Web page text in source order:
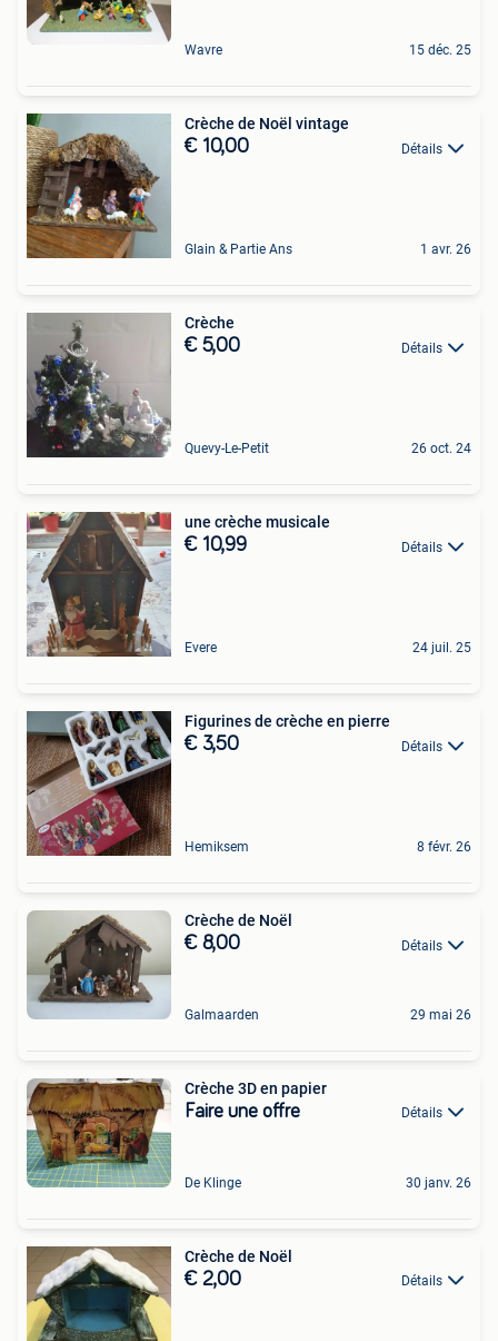
Wavre 15 déc. 25
Crèche de Noël vintage
€ 10,00 Détails
Glain & Partie Ans 1 avr. 26
Crèche
€ 5,00 Détails
Quevy-Le-Petit 26 oct. 24
une crèche musicale
€ 10,99 Détails
Evere 24 juil. 25
Figurines de crèche en pierre
€ 3,50 Détails
Hemiksem 8 févr. 26
Crèche de Noël
€ 8,00 Détails
Galmaarden 29 mai 26
Crèche 3D en papier
Faire une offre Détails
De Klinge 30 janv. 26
Crèche de Noël
€ 2,00 Détails